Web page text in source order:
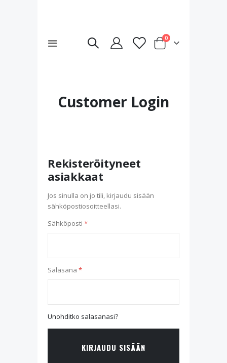
Toggle
Cart
0tuotteet
Customer Login
Rekisteröityneet
asiakkaat
Jos sinulla on jo tili, kirjaudu sisään
sähköpostiosoitteellasi.
Sähköposti
Salasana
Unohditko salasanasi?
KIRJAUDU SISÄÄN